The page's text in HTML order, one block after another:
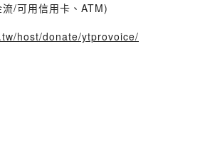
/可用信用卡、ATM)
host/donate/ytprovoice/